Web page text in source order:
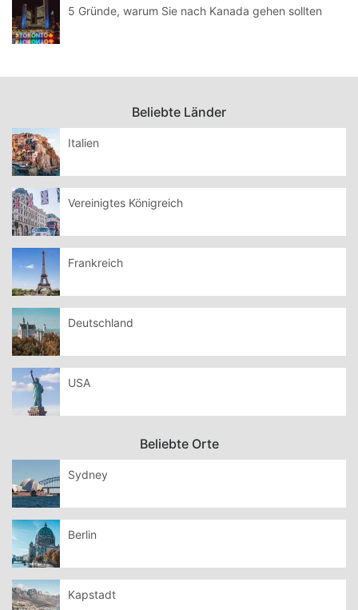
5 Gründe, warum Sie nach Kanada gehen sollten
Beliebte Länder
Italien
Vereinigtes Königreich
Frankreich
Deutschland
USA
Beliebte Orte
Sydney
Berlin
Kapstadt